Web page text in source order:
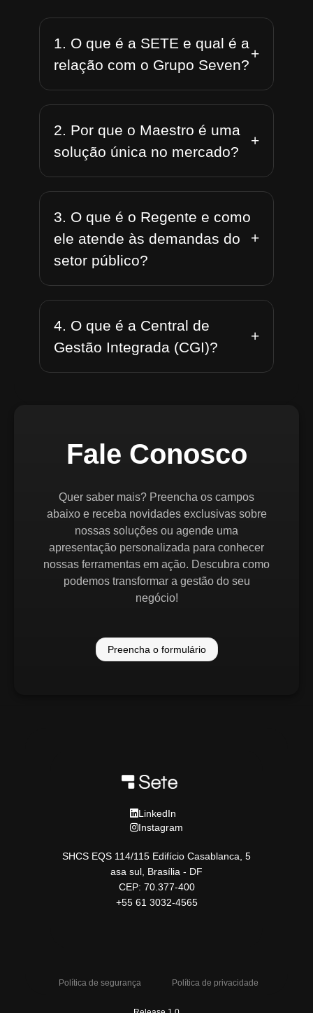
1. O que é a SETE e qual é a
relação com o Grupo Seven?
+
2. Por que o Maestro é uma
solução única no mercado?
+
3. O que é o Regente e como
ele atende às demandas do
setor público?
+
4. O que é a Central de
Gestão Integrada (CGI)?
+
Fale Conosco
Quer saber mais? Preencha os campos
abaixo e receba novidades exclusivas sobre
nossas soluções ou agende uma
apresentação personalizada para conhecer
nossas ferramentas em ação. Descubra como
podemos transformar a gestão do seu
negócio!
Preencha o formulário
LinkedIn
Instagram
SHCS EQS 114/115 Edifício Casablanca, 5
asa sul, Brasília - DF
CEP: 70.377-400
+55 61 3032-4565
Política de segurança Política de privacidade